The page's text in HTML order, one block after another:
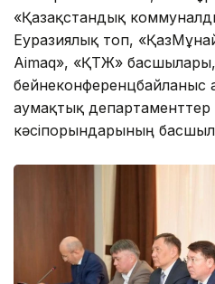
«Қазақстандық
Еуразиялық топ,
Aimaq», «ҚТЖ»
бейнеконференцбайланыс
аумақтық департаменттер
кәсіпорындарының